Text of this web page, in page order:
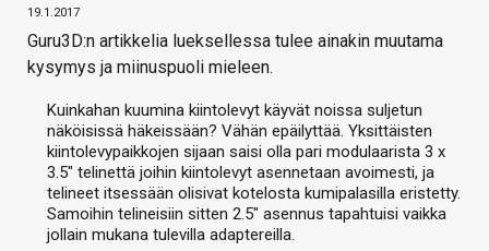
19.1.2017
Guru3D:n artikkelia lueksellessa tulee ainakin muutama
kysymys ja miinuspuoli mieleen.
Kuinkahan kuumina kiintolevyt käyvät noissa suljetun
näköisissä häkeissään? Vähän epäilyttää. Yksittäisten
kiintolevypaikkojen sijaan saisi olla pari modulaarista 3 x
3.5" telinettä joihin kiintolevyt asennetaan avoimesti, ja
telineet itsessään olisivat kotelosta kumipalasilla eristetty.
Samoihin telineisiin sitten 2.5" asennus tapahtuisi vaikka
jollain mukana tulevilla adaptereilla.